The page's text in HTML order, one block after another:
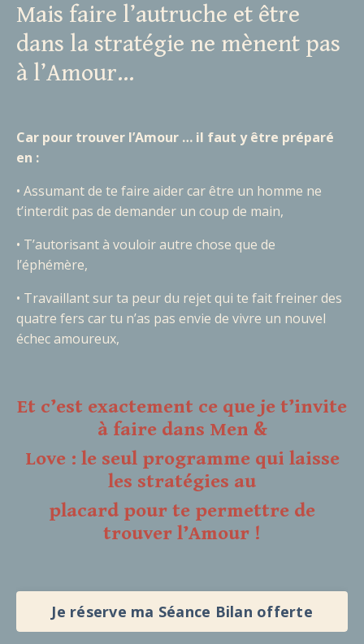
Mais faire l’autruche et être
dans la stratégie ne mènent pas
à l’Amour...
Car pour trouver l’Amour … il faut y être préparé
en :
• Assumant de te faire aider car être un homme ne
t’interdit pas de demander un coup de main,
• T’autorisant à vouloir autre chose que de
l’éphémère,
• Travaillant sur ta peur du rejet qui te fait freiner des
quatre fers car tu n’as pas envie de vivre un nouvel
échecamoureux,
Et c’est exactement ce que je t’invite
à faire dans Men &
Love : le seul programme qui laisse
les stratégies au
placard pour te permettre de
trouver l’Amour !
Je réserve ma Séance Bilan offerte